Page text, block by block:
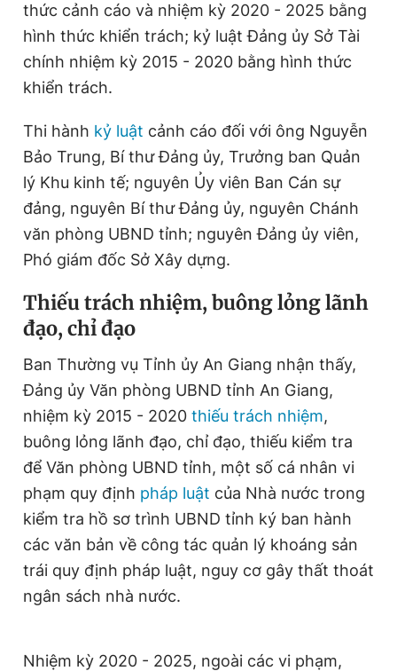
thức cảnh cáo và nhiệm kỳ 2020 - 2025 bằng
hình thức khiển trách; kỷ luật Đảng ủy Sở Tài
chính nhiệm kỳ 2015 - 2020 bằng hình thức
khiển trách.
Thi hành kỷ luật cảnh cáo đối với ông Nguyễn
Bảo Trung, Bí thư Đảng ủy, Trưởng ban Quản
lý Khu kinh tế; nguyên Ủy viên Ban Cán sự
đảng, nguyên Bí thư Đảng ủy, nguyên Chánh
văn phòng UBND tỉnh; nguyên Đảng ủy viên,
Phó giám đốc Sở Xây dựng.
Thiếu trách nhiệm, buông lỏng lãnh
đạo, chỉ đạo
Ban Thường vụ Tỉnh ủy An Giang nhận thấy,
Đảng ủy Văn phòng UBND tỉnh An Giang,
nhiệm kỳ 2015 - 2020 thiếu trách nhiệm,
buông lỏng lãnh đạo, chỉ đạo, thiếu kiểm tra
để Văn phòng UBND tỉnh, một số cá nhân vi
phạm quy định pháp luật của Nhà nước trong
kiểm tra hồ sơ trình UBND tỉnh ký ban hành
các văn bản về công tác quản lý khoáng sản
trái quy định pháp luật, nguy cơ gây thất thoát
ngân sách nhà nước.
Nhiệm kỳ 2020 - 2025, ngoài các vi phạm,